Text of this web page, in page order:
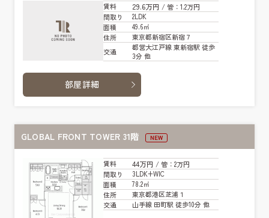
賃料 29.6万円 / 管：1.2万円
間取り
2LDK
面積
49.6㎡
住所
東京都新宿区新宿７
交通
都営大江戸線 東新宿駅 徒歩
3分 他
部屋詳細
GLOBAL FRONT TOWER 31階 NEW
賃料 44万円 / 管：2万円
間取り
3LDK+WIC
面積
78.2㎡
住所
東京都港区芝浦１
交通
山手線 田町駅 徒歩10分 他